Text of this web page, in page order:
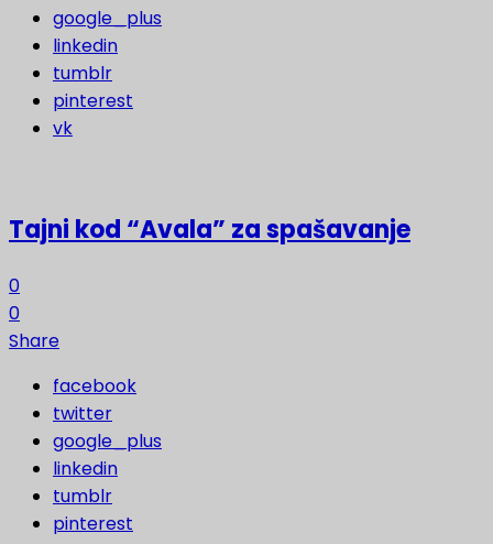
google_plus
linkedin
tumblr
pinterest
vk
Tajni kod “Avala” za spašavanje
0
0
Share
facebook
twitter
google_plus
linkedin
tumblr
pinterest